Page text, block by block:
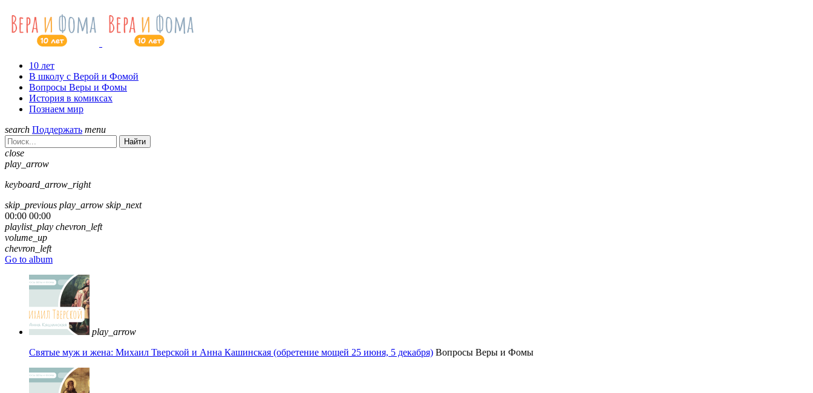
10 лет
В школу с Верой и Фомой
Вопросы Веры и Фомы
История в комиксах
Познаем мир
search Поддержать menu
Найти
close
play_arrow
keyboard_arrow_right
skip_previous play_arrow skip_next
00:00 00:00
playlist_play chevron_left
volume_up
chevron_left
Go to album
play_arrow
Святые муж и жена: Михаил Тверской и Анна Кашинская (обретение мощей 25 июня, 5 декабря) Вопросы Веры и Фомы